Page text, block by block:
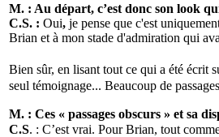
M. : Au départ, c’est donc son look
C.S. : Oui, je pense que c'est
Brian et à mon stade d'admiration qui
Bien sûr, en lisant tout ce qui a été écrit
seul témoignage... Beaucoup de
M. : Ces « passages obscurs » et sa
C.S. : C’est vrai. Pour Brian, tout